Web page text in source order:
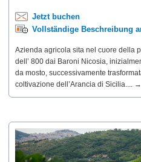
Jetzt buchen
Vollständige Beschreibung
Azienda agricola sita nel cuore della
dell’ 800 dai Baroni Nicosia,
da mosto, successivamente
coltivazione dell’Arancia di Sicilia.... →